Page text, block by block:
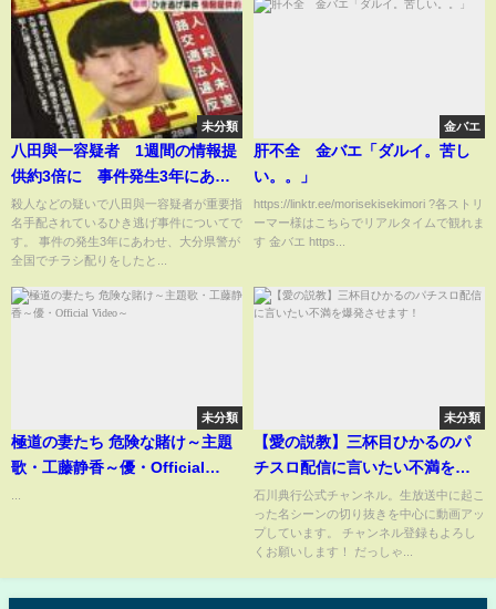
未分類
八田與一容疑者 1週間の情報提
供約3倍に 事件発生3年にあわ
せ県警が全国でチラシ配布 大
分
殺人などの疑いで八田與一容疑者が重要指
名手配されているひき逃げ事件についてで
す。 事件の発生3年にあわせ、大分県警が
全国でチラシ配りをしたと...
金バエ
肝不全 金バエ「ダルイ。苦し
い。。」
https://linktr.ee/morisekisekimori ?各ストリ
ーマー様はこちらでリアルタイムで観れま
す 金バエ https...
未分類
極道の妻たち 危険な賭け～主題
歌・工藤静香～優・Official
未分類
【愛の説教】三杯目ひかるのパ
チスロ配信に言いたい不満を爆
発させます！
石川典行公式チャンネル。生放送中に起こ
った名シーンの切り抜きを中心に動画アッ
プしています。 チャンネル登録もよろし
くお願いします！ だっしゃ...